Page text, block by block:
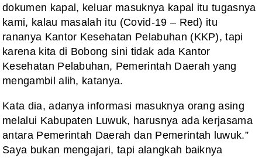
dokumen kapal, keluar masuknya kapal itu tugasnya
kami, kalau masalah itu (Covid-19 – Red) itu
rananya Kantor Kesehatan Pelabuhan (KKP), tapi
karena kita di Bobong sini tidak ada Kantor
Kesehatan Pelabuhan, Pemerintah Daerah yang
mengambil alih, katanya.
Kata dia, adanya informasi masuknya orang asing
melalui Kabupaten Luwuk, harusnya ada kerjasama
antara Pemerintah Daerah dan Pemerintah luwuk.”
Saya bukan mengajari, tapi alangkah baiknya